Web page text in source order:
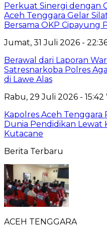
Perkuat Sinergi dengan
Aceh Tenggara Gelar
Bersama OKP Cipayung
Jumat, 31 Juli 2026 -
Berawal dari Laporan
Satresnarkoba Polres
di Lawe Alas
Rabu, 29 Juli 2026 - 15:42
Kapolres Aceh
Dunia Pendidikan Lewat
Kutacane
Berita Terbaru
ACEH TENGGARA